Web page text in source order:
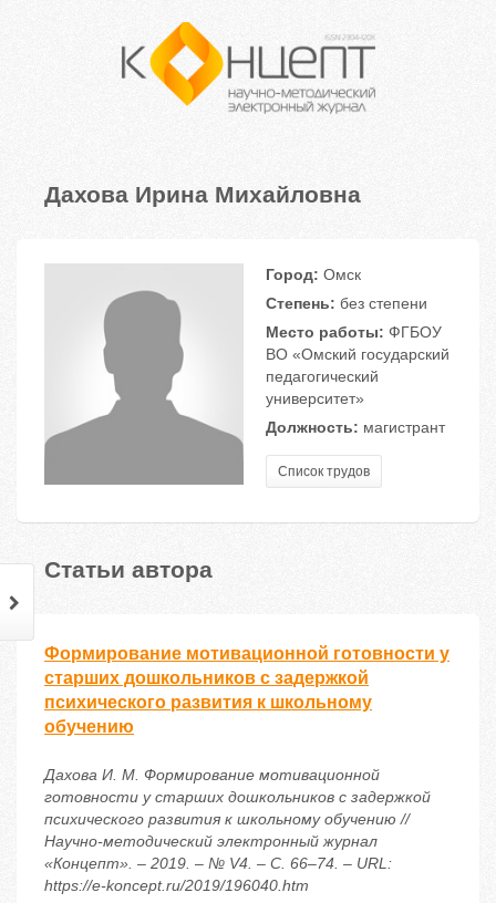
Дахова Ирина Михайловна
Город: Омск
Степень: без степени
Место работы: ФГБОУ
ВО «Омский государский
педагогический
университет»
Должность: магистрант
Список трудов
Статьи автора
Формирование мотивационной готовности у
старших дошкольников с задержкой
психического развития к школьному
обучению
Дахова И. М. Формирование мотивационной
готовности у старших дошкольников с задержкой
психического развития к школьному обучению //
Научно-методический электронный журнал
«Концепт». – 2019. – № V4. – С. 66–74. – URL:
https://e-koncept.ru/2019/196040.htm